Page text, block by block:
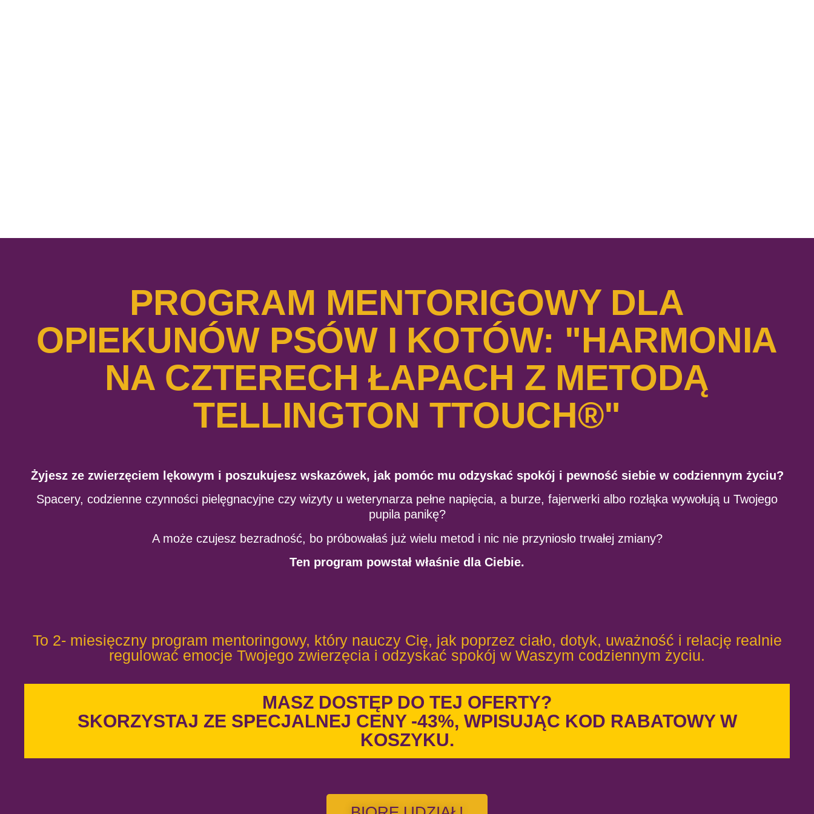
PROGRAM MENTORIGOWY DLA
OPIEKUNÓW PSÓW I KOTÓW: "HARMONIA
NA CZTERECH ŁAPACH Z METODĄ
TELLINGTON TTOUCH®"
Żyjesz ze zwierzęciem lękowym i poszukujesz wskazówek, jak pomóc mu odzyskać spokój i pewność siebie w codziennym życiu?
Spacery, codzienne czynności pielęgnacyjne czy wizyty u weterynarza pełne napięcia, a burze, fajerwerki albo rozłąka wywołują u Twojego
pupila panikę?
A może czujesz bezradność, bo próbowałaś już wielu metod i nic nie przyniosło trwałej zmiany?
Ten program powstał właśnie dla Ciebie.
To 2- miesięczny program mentoringowy, który nauczy Cię, jak poprzez ciało, dotyk, uważność i relację realnie
regulować emocje Twojego zwierzęcia i odzyskać spokój w Waszym codziennym życiu.
MASZ DOSTĘP DO TEJ OFERTY?
SKORZYSTAJ ZE SPECJALNEJ CENY -43%, WPISUJĄC KOD RABATOWY W
KOSZYKU.